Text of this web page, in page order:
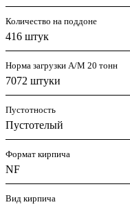
Количество на поддоне
416 штук
Норма загрузки А/М 20 тонн
7072 штуки
Пустотность
Пустотелый
Формат кирпича
NF
Вид кирпича